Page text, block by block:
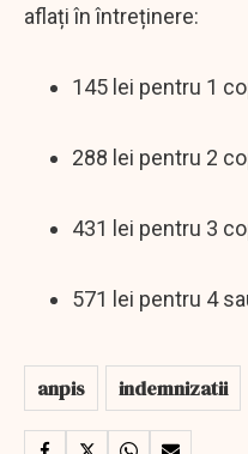
aflați în întreținere:
145 lei pentru 1
288 lei pentru 2
431 lei pentru 3
571 lei pentru 4
anpis indemnizatii